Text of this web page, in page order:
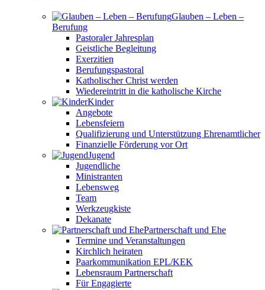
Glauben – Leben –
Berufung
Pastoraler Jahresplan
Geistliche Begleitung
Exerzitien
Berufungspastoral
Katholischer Christ werden
Wiedereintritt in die katholische Kirche
Kinder
Angebote
Lebensfeiern
Qualifizierung und Unterstützung Ehrenamtlicher
Finanzielle Förderung vor Ort
Jugend
Jugendliche
Ministranten
Lebensweg
Team
Werkzeugkiste
Dekanate
Partnerschaft und Ehe
Termine und Veranstaltungen
Kirchlich heiraten
Paarkommunikation EPL/KEK
Lebensraum Partnerschaft
Für Engagierte